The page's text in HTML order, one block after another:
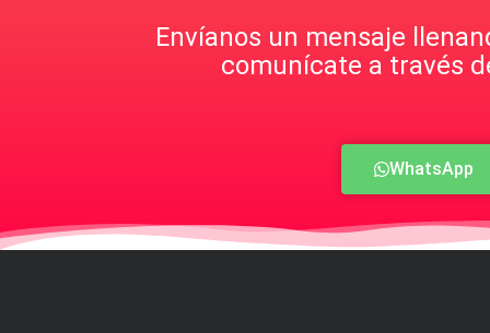
Envíanos un mensaje
comunícate a través
WhatsApp